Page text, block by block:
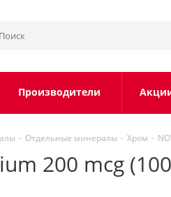
Производители
- Отдельные минералы - Хром -
200 mcg